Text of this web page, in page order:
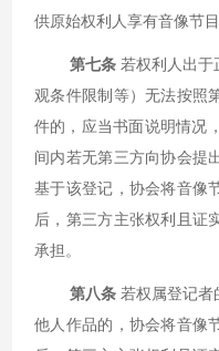
供原始权利人享有音像节
第七条 若权利人出于
观条件限制等）无法按照
件的，应当书面说明情况
间内若无第三方向协会提
基于该登记，协会将音像
后，第三方主张权利且证
承担。
第八条 若权属登记者
他人作品的，协会将音像